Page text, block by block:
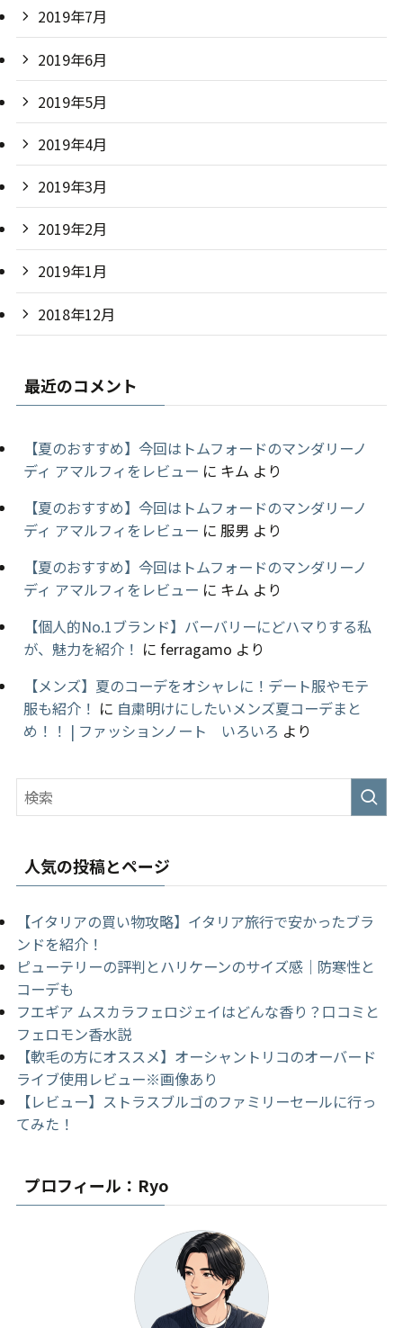
2019年7月
2019年6月
2019年5月
2019年4月
2019年3月
2019年2月
2019年1月
2018年12月
最近のコメント
【夏のおすすめ】今回はトムフォードのマンダリーノ
ディ アマルフィをレビュー に キム より
【夏のおすすめ】今回はトムフォードのマンダリーノ
ディ アマルフィをレビュー に 服男 より
【夏のおすすめ】今回はトムフォードのマンダリーノ
ディ アマルフィをレビュー に キム より
【個人的No.1ブランド】バーバリーにどハマりする私
が、魅力を紹介！ に ferragamo より
【メンズ】夏のコーデをオシャレに！デート服やモテ
服も紹介！ に 自粛明けにしたいメンズ夏コーデまと
め！！ | ファッションノート いろいろ より
人気の投稿とページ
【イタリアの買い物攻略】イタリア旅行で安かったブラ
ンドを紹介！
ピューテリーの評判とハリケーンのサイズ感｜防寒性と
コーデも
フエギア ムスカラフェロジェイはどんな香り？口コミと
フェロモン香水説
【軟毛の方にオススメ】オーシャントリコのオーバード
ライブ使用レビュー※画像あり
【レビュー】ストラスブルゴのファミリーセールに行っ
てみた！
プロフィール：Ryo